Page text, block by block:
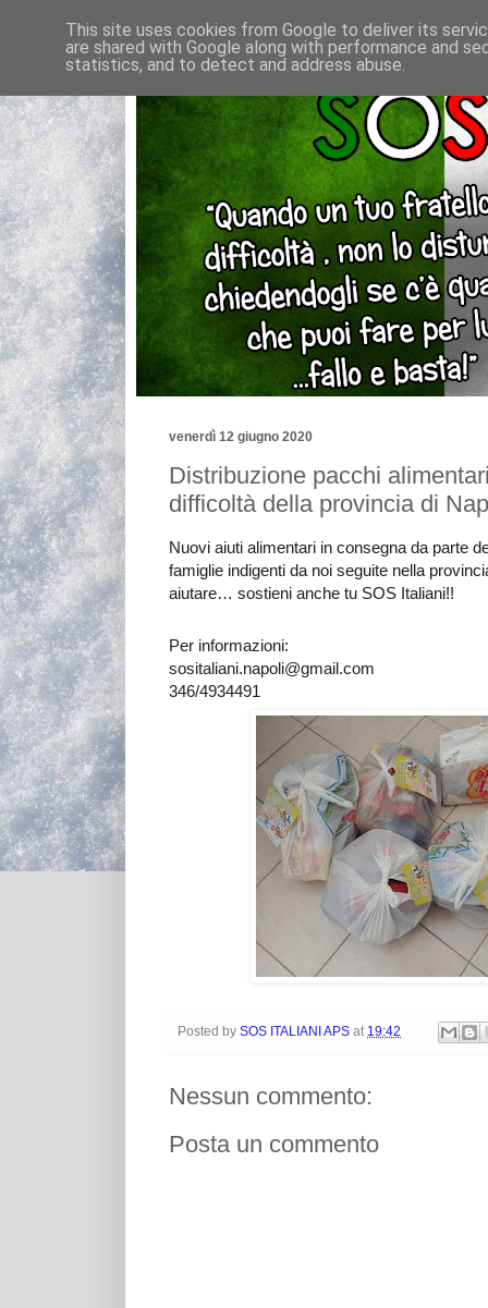
venerdì 12 giugno 2020
Distribuzione pacchi
difficoltà della provincia di
Nuovi aiuti alimentari in consegna da parte
famiglie indigenti da noi seguite nella
aiutare… sostieni anche tu SOS Italiani!!
Per informazioni:
sositaliani.napoli@gmail.com
346/4934491
Posted by SOS ITALIANI APS at 19:42
Nessun commento:
Posta un commento
This site uses cookies from Google to deliver its
are shared with Google along with performance and
statistics, and to detect and address abuse.